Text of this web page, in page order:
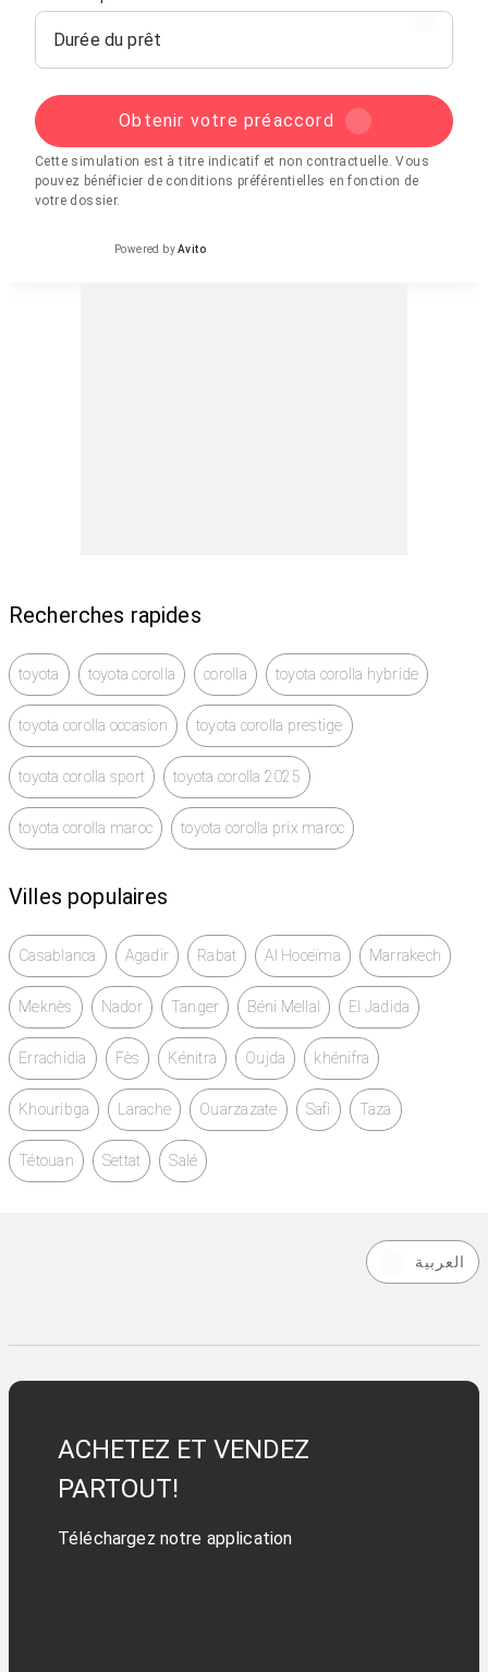
Durée du prêt
Obtenir votre préaccord
Cette simulation est à titre indicatif et non contractuelle. Vous
pouvez bénéficier de conditions préférentielles en fonction de
votre dossier.
Powered byAvito
Recherches rapides
toyota toyota corolla corolla toyota corolla hybride
toyota corolla occasion toyota corolla prestige
toyota corolla sport toyota corolla 2025
toyota corolla maroc toyota corolla prix maroc
Villes populaires
Casablanca Agadir Rabat Al Hoceïma Marrakech
Meknès Nador Tanger Béni Mellal El Jadida
Errachidia Fès Kénitra Oujda khénifra
Khouribga Larache Ouarzazate Safi Taza
Tétouan Settat Salé
العربية
ACHETEZ ET VENDEZ
PARTOUT!
Téléchargez notre application